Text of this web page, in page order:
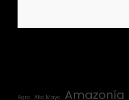
Agro Alto Mayo Amazonía